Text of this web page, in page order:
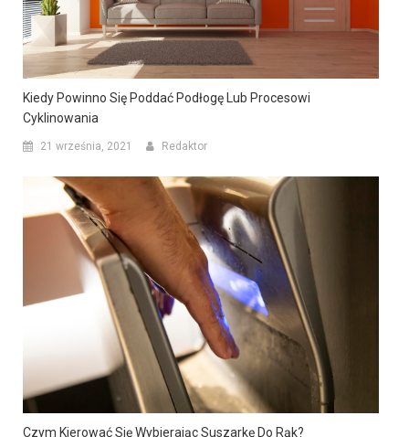
Kiedy Powinno Się Poddać Podłogę Lub Procesowi
Cyklinowania
21 września, 2021 Redaktor
Czym Kierować Się Wybierając Suszarkę Do Rąk?